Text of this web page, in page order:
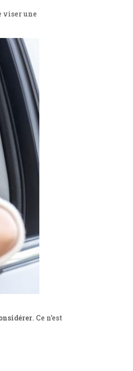
viser une
. Ce n’est